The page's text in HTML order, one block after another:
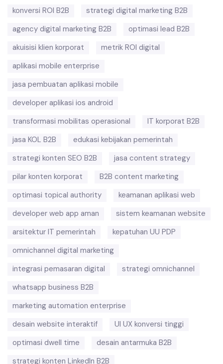
konversi ROI B2B
strategi digital marketing B2B
agency digital marketing B2B
optimasi lead B2B
akuisisi klien korporat
metrik ROI digital
aplikasi mobile enterprise
jasa pembuatan aplikasi mobile
developer aplikasi ios android
transformasi mobilitas operasional
IT korporat B2B
jasa KOL B2B
edukasi kebijakan pemerintah
strategi konten SEO B2B
jasa content strategy
pilar konten korporat
B2B content marketing
optimasi topical authority
keamanan aplikasi web
developer web app aman
sistem keamanan website
arsitektur IT pemerintah
kepatuhan UU PDP
omnichannel digital marketing
integrasi pemasaran digital
strategi omnichannel
whatsapp business B2B
marketing automation enterprise
desain website interaktif
UI UX konversi tinggi
optimasi dwell time
desain antarmuka B2B
strategi konten LinkedIn B2B